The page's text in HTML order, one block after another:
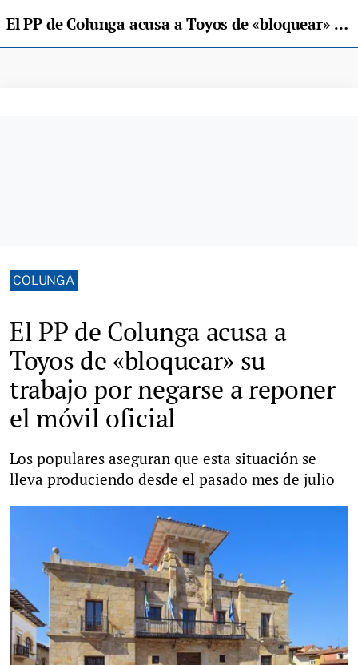
El PP de Colunga acusa a Toyos de «bloquear» su trabajo por negarse a reponer el móvil oficial
COLUNGA
El PP de Colunga acusa a
Toyos de «bloquear» su
trabajo por negarse a reponer
el móvil oficial
Los populares aseguran que esta situación se
lleva produciendo desde el pasado mes de julio